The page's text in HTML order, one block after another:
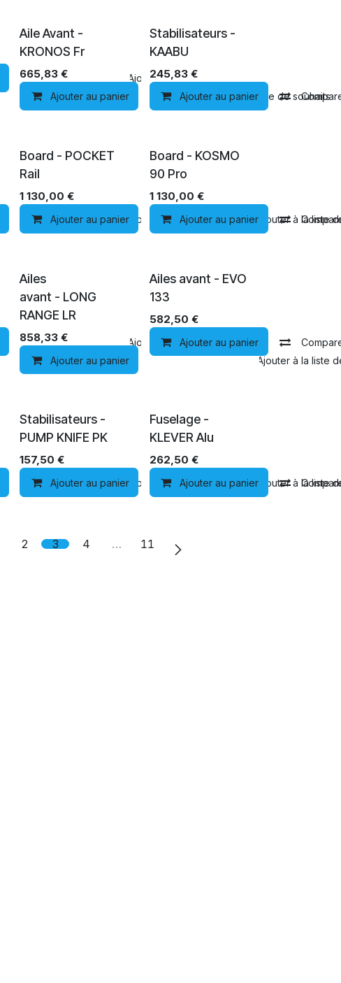
Comparer Ajouter à la liste de souhaits
Aile Avant -
KRONOS Fr
665,83 €
Ajouter au panier Ajouter à la liste de souhaits
Stabilisateurs -
KAABU
245,83€
Ajouter au panier
Comparer Ajouter à la liste de souhaits
Board - POCKET
Rail
1 130,00 €
Ajouter au panier Comparer Ajouter à la liste
Board - KOSMO
90 Pro
1 130,00 €
Ajouter au panier
Comparer Ajouter à la liste de souhaits
LONG RANGE
Ailes
avant - LONG
RANGE LR
858,33 €
Ajouter au panier Ajouter à la liste
PROGRESSION
Ailes avant - EVO
133
582,50 €
Ajouter au panier
Comparer Ajouter à la liste de souhaits
Stabilisateurs -
PUMP KNIFE PK
157,50 €
Ajouter au panier Comparer Ajouter à la liste
Fuselage -
KLEVER Alu
262,50 €
Ajouter au panier
2 3 4 … 11